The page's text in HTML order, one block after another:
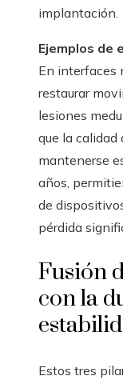
implantación.
Ejemplos de
En interfaces
restaurar
lesiones
que la calidad
mantenerse
años,
de
pérdida
Fusión
con la
Estos tres